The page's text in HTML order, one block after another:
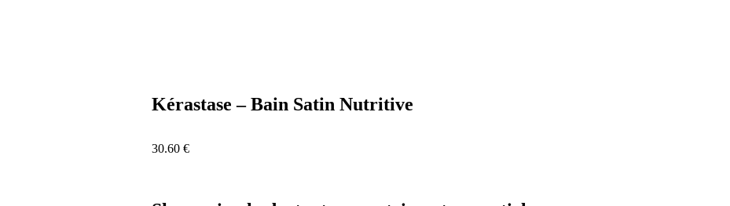
Kérastase – Bain Satin Nutritive
30.60 €